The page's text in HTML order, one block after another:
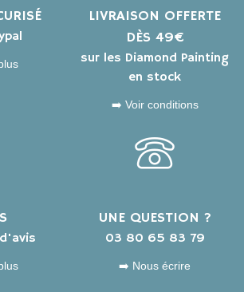
LIVRAISON OFFERTE
DÈS 49€
sur les Diamond Painting
en stock
➡️ Voir conditions
UNE QUESTION ?
03 80 65 83 79
➡️ Nous écrire